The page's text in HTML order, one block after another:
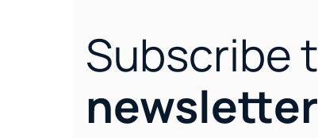
Subscribe
newsletter